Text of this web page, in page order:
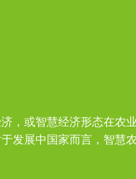
，或智慧经济形态在农
发展中国家而言，智慧农